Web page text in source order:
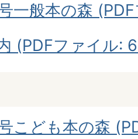
一般本の森
(PDFファイル:
こども本の森